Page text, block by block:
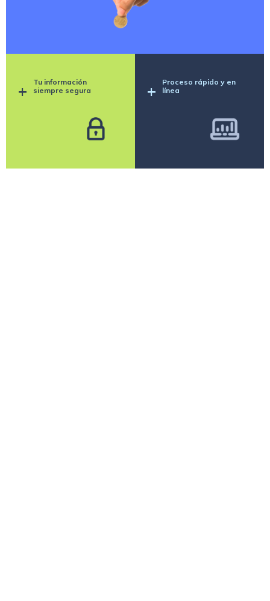
+
Tu información
siempre segura
+
Proceso rápido y en
línea